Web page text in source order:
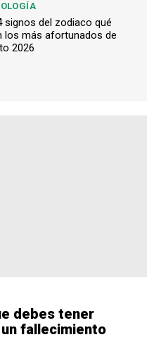
signos del zodiaco qué
los más afortunados de
2026
debes tener
fallecimiento